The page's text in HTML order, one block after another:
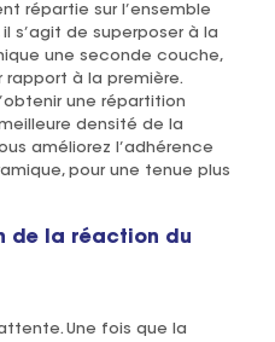
répartie sur l’ensemble
s’agit de superposer à la
une seconde couche,
à la première.
une répartition
densité de la
améliorez l’adhérence
pour une tenue plus
de la réaction du
Une fois que la